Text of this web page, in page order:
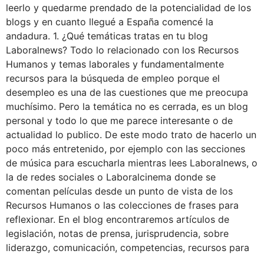
leerlo y quedarme prendado de la potencialidad de los
blogs y en cuanto llegué a España comencé la
andadura. 1. ¿Qué temáticas tratas en tu blog
Laboralnews? Todo lo relacionado con los Recursos
Humanos y temas laborales y fundamentalmente
recursos para la búsqueda de empleo porque el
desempleo es una de las cuestiones que me preocupa
muchísimo. Pero la temática no es cerrada, es un blog
personal y todo lo que me parece interesante o de
actualidad lo publico. De este modo trato de hacerlo un
poco más entretenido, por ejemplo con las secciones
de música para escucharla mientras lees Laboralnews, o
la de redes sociales o Laboralcinema donde se
comentan películas desde un punto de vista de los
Recursos Humanos o las colecciones de frases para
reflexionar. En el blog encontraremos artículos de
legislación, notas de prensa, jurisprudencia, sobre
liderazgo, comunicación, competencias, recursos para